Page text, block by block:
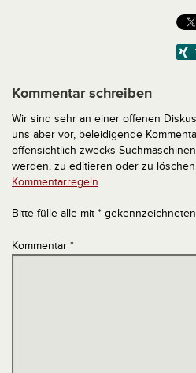
Kommentar schreiben
Wir sind sehr an einer offenen
uns aber vor, beleidigende
offensichtlich zwecks
werden, zu editieren oder zu
Kommentarregeln.
Bitte fülle alle mit *
Kommentar *